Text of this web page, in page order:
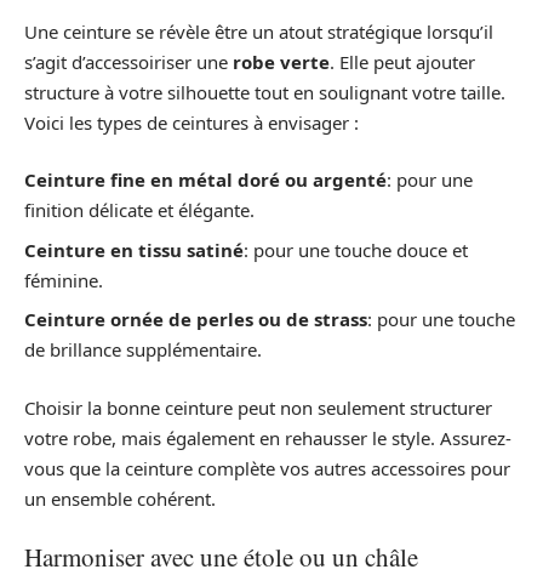
Une ceinture se révèle être un atout stratégique lorsqu’il
s’agit d’accessoiriser une robe verte. Elle peut ajouter
structure à votre silhouette tout en soulignant votre taille.
Voici les types de ceintures à envisager :
Ceinture fine en métal doré ou argenté: pour une
finition délicate et élégante.
Ceinture en tissu satiné: pour une touche douce et
féminine.
Ceinture ornée de perles ou de strass: pour une touche
de brillance supplémentaire.
Choisir la bonne ceinture peut non seulement structurer
votre robe, mais également en rehausser le style. Assurez-
vous que la ceinture complète vos autres accessoires pour
un ensemble cohérent.
Harmoniser avec une étole ou un châle